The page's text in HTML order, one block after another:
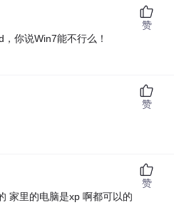
你说Win7能不行么！
赞
赞
家里的电脑是xp 啊都可以的
赞